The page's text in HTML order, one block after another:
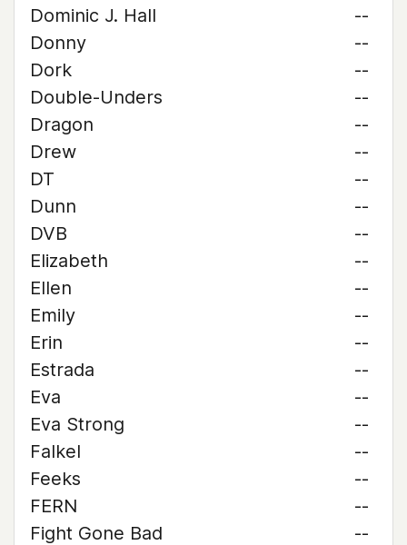
Dominic J. Hall
--
Donny
--
Dork
--
Double-Unders
--
Dragon
--
Drew
--
DT
--
Dunn
--
DVB
--
Elizabeth
--
Ellen
--
Emily
--
Erin
--
Estrada
--
Eva
--
Eva Strong
--
Falkel
--
Feeks
--
FERN
--
Fight Gone Bad
--